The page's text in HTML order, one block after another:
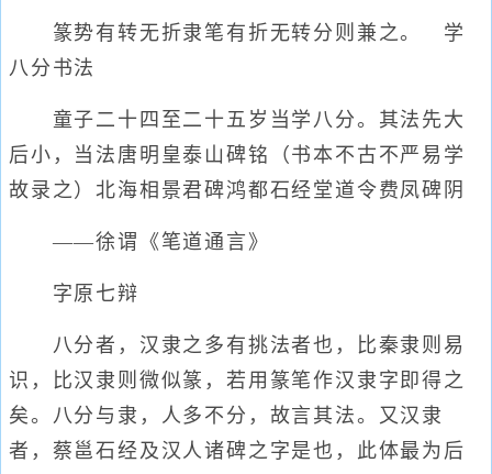
篆势有转无折隶笔有折无转分则兼之。 学
八分书法
童子二十四至二十五岁当学八分。其法先大
后小，当法唐明皇泰山碑铭（书本不古不严易学
故录之）北海相景君碑鸿都石经堂道令费凤碑阴
——徐谓《笔道通言》
字原七辩
八分者，汉隶之多有挑法者也，比秦隶则易
识，比汉隶则微似篆，若用篆笔作汉隶字即得之
矣。八分与隶，人多不分，故言其法。又汉隶
者，蔡邕石经及汉人诸碑之字是也，此体最为后